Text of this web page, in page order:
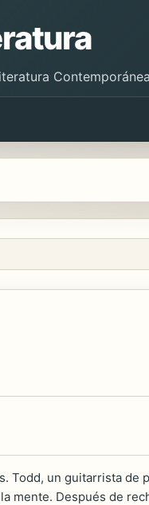
Todd, un guitarrista de
mente. Después de